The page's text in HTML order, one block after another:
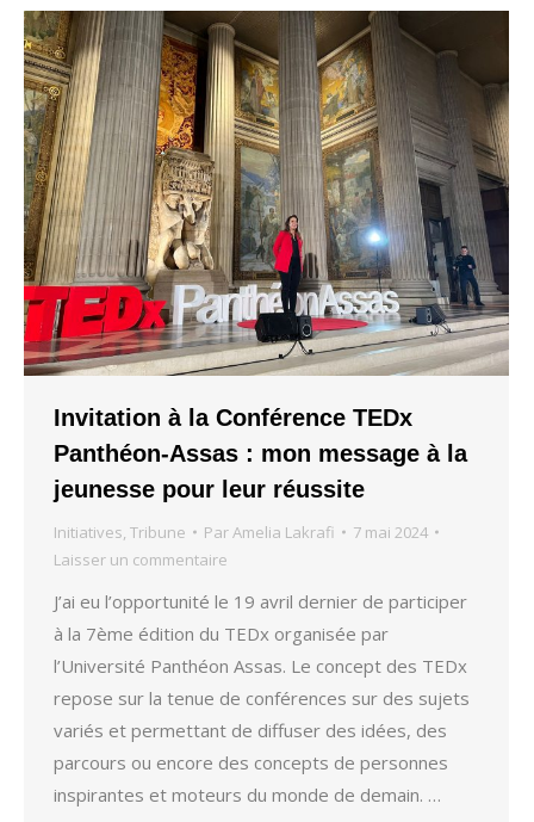
Invitation à la Conférence TEDx
Panthéon-Assas : mon message à la
jeunesse pour leur réussite
Initiatives Tribune Par Amelia Lakrafi
7 mai 2024
Laisser un commentaire
J’ai eu l’opportunité le 19 avril dernier de participer
à la 7ème édition du TEDx organisée par
l’Université Panthéon Assas. Le concept des TEDx
repose sur la tenue de conférences sur des sujets
variés et permettant de diffuser des idées, des
parcours ou encore des concepts de personnes
inspirantes et moteurs du monde de demain. …